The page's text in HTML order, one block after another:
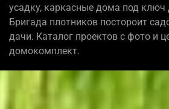
усадку, каркасные дома под
Бригада плотников постороит
дачи. Каталог проектов с фото и
домокомплект.